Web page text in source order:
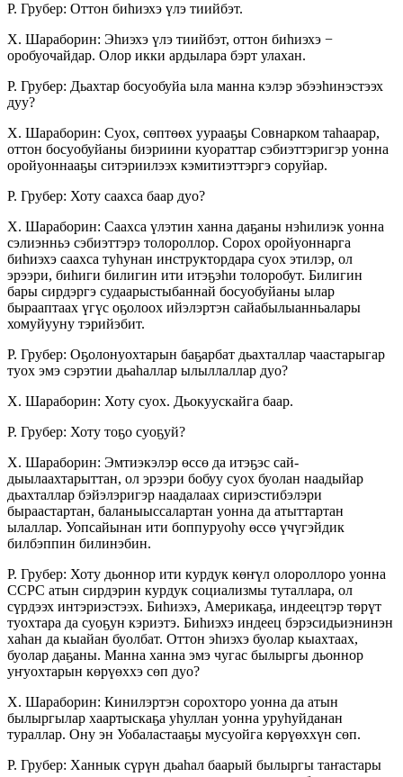
Р. Грубер: Оттон биһиэхэ үлэ тиийбэт.
Х. Шараборин: Эһиэхэ үлэ тиийбэт, оттон биһиэхэ −
оробуочайдар. Олор икки ардылара бэрт улахан.
Р. Грубер: Дьахтар босуобуйа ыла манна кэ­лэр эбээһинэстээх
дуу?
Х. Шараборин: Суох, сөптөөх уурааҕы Совнарком таһаарар,
оттон босуобуйаны биэриини куораттар сэбиэттэригэр уонна
оройуоннааҕы ситэриилээх кэмитиэттэргэ соруйар.
Р. Грубер: Хоту саахса баар дуо?
Х. Шараборин: Саахса үлэтин ханна даҕаны нэ­һилиэк уонна
сэлиэнньэ сэбиэттэрэ толорол­лор. Сорох оройуоннарга
биһиэхэ саахса туһунан инструктордара суох этилэр, ол
эрээри, биһиги билигин ити итэҕэһи толоробут. Билигин
бары сирдэргэ судаарыстыбаннай босуобуйаны ылар
бырааптаах үгүс оҕолоох ийэлэртэн сайа­бы­лыан­ньалары
хомуйууну тэрийэбит.
Р. Грубер: Оҕолонуохтарын баҕарбат дьах­таллар чаастарыгар
туох эмэ сэрэтии дьаһаллар ылыллаллар дуо?
Х. Шараборин: Хоту суох. Дьокуускайга баар.
Р. Грубер: Хоту тоҕо суоҕуй?
Х. Шараборин: Эмтиэкэлэр өссө да итэҕэс сай­
дыылаахтарыттан, ол эрээри бобуу суох буолан наадыйар
дьахталлар бэйэлэригэр наадалаах си­риэстибэлэри
быраастартан, баланыыссалартан уонна да атыттартан
ылаллар. Уопсайынан ити боппуруоһу өссө үчүгэйдик
билбэппин билинэбин.
Р. Грубер: Хоту дьоннор ити курдук көҥүл олороллоро уонна
ССРС атын сирдэрин курдук социализмы туталлара, ол
сүрдээх интэриэстээх. Биһиэхэ, Америкаҕа, индеецтэр төрүт
туохтара да суоҕун кэриэтэ. Биһиэхэ индеец бэрэсидьиэнинэн
хаһан да кыайан буолбат. Оттон эһиэхэ буолар кыахтаах,
буолар даҕаны. Манна ханна эмэ чугас былыргы дьоннор
уҥуохтарын көрүөххэ сөп дуо?
Х. Шараборин: Кинилэртэн сорохторо уонна да атын
былыргылар хаартыскаҕа уһуллан уонна уруһуйданан
тураллар. Ону эн Уобаластааҕы мусуойга көрүөххүн сөп.
Р. Грубер: Ханнык сүрүн дьаһал баарый бы­лыргы таҥастары